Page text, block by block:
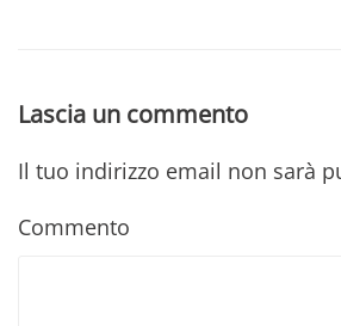
Lascia un commento
Il tuo indirizzo email non sarà
Commento